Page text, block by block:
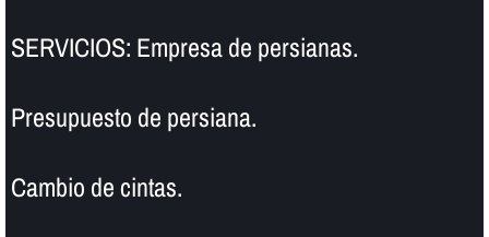
SERVICIOS: Empresa de persianas.
Presupuesto de persiana.
Cambio de cintas.